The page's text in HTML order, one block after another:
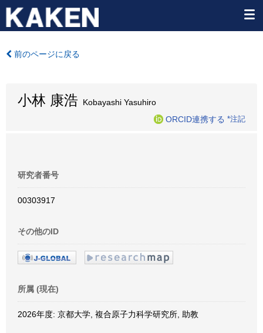
前のページに戻る
小林 康浩 Kobayashi Yasuhiro
ORCID連携する *注記
研究者番号
00303917
その他のID
所属 (現在)
2026年度: 京都大学, 複合原子力科学研究所, 助教